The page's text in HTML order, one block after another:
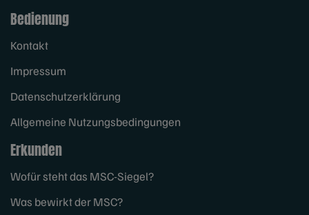
Bedienung
Kontakt
Impressum
Datenschutzerklärung
Allgemeine Nutzungsbedingungen
Erkunden
Wofür steht das MSC-Siegel?
Was bewirkt der MSC?